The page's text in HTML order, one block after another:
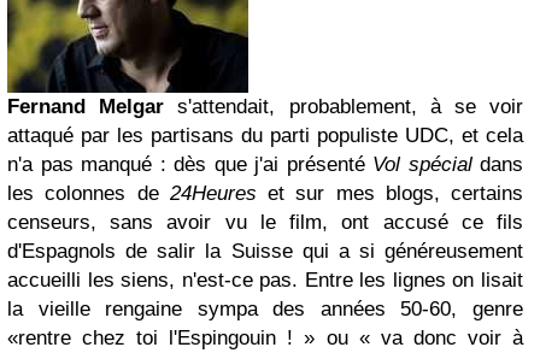
Fernand Melgar s'attendait, probablement, à se voir
attaqué par les partisans du parti populiste UDC, et cela
n'a pas manqué : dès que j'ai présenté Vol spécialdans
les colonnes de 24Heures et sur mes blogs, certains
censeurs, sans avoir vu le film, ont accusé ce fils
d'Espagnols de salir la Suisse qui a si généreusement
accueilli les siens, n'est-ce pas. Entre les lignes on lisait
la vieille rengaine sympa des années 50-60, genre
«rentre chez toi l'Espingouin ! » ou « va donc voir à